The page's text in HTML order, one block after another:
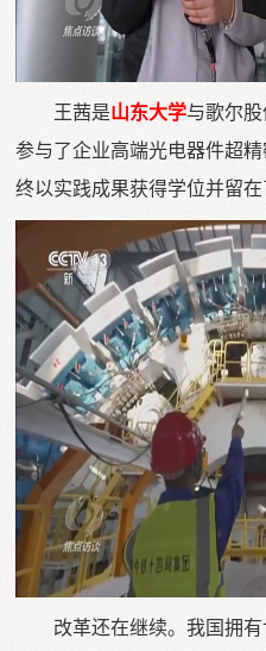
王茜是山东大学与歌尔
参与了企业高端光电器件超
终以实践成果获得学位并留在
改革还在继续。我国拥